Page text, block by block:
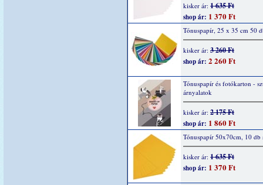
kisker ár: 1 635 Ft
shop ár: 1 370 Ft
Tónuspapír, 25 x 35 cm 50
kisker ár: 3 260 Ft
shop ár: 2 260 Ft
Tónuspapír és fotókarton -
árnyalatok
kisker ár: 2 175 Ft
shop ár: 1 860 Ft
Tónuspapír 50x70cm, 10 db
kisker ár: 1 635 Ft
shop ár: 1 370 Ft